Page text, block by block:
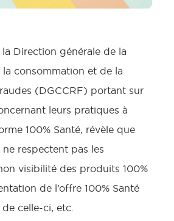
Direction générale de la
consommation et de la
(DGCCRF) portant sur
leurs pratiques à
100% Santé, révèle que
ne respectent pas les
visibilité des produits 100%
de l’offre 100% Santé
celle-ci, etc.